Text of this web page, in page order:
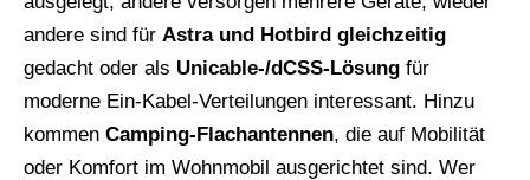
andere sind für Astra und Hotbird gleichzeitig
gedacht oder als Unicable-/dCSS-Lösung für
moderne Ein-Kabel-Verteilungen interessant. Hinzu
kommen Camping-Flachantennen, die auf Mobilität
oder Komfort im Wohnmobil ausgerichtet sind. Wer